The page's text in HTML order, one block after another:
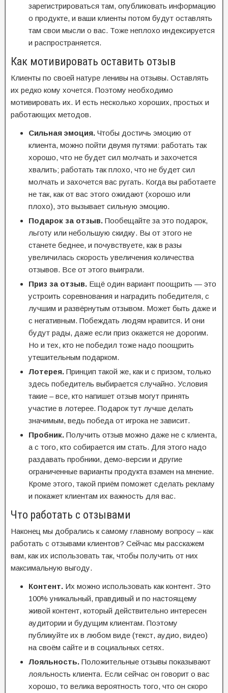
зарегистрироваться там, опубликовать информацию
о продукте, и ваши клиенты потом будут оставлять
там свои мысли о вас. Тоже неплохо индексируется
и распространяется.
Как мотивировать оставить отзыв
Клиенты по своей натуре ленивы на отзывы. Оставлять
их редко кому хочется. Поэтому необходимо
мотивировать их. И есть несколько хороших, простых и
работающих методов.
Сильная эмоция. Чтобы достичь эмоцию от
клиента, можно пойти двумя путями: работать так
хорошо, что не будет сил молчать и захочется
хвалить; работать так плохо, что не будет сил
молчать и захочется вас ругать. Когда вы работаете
не так, как от вас этого ожидают (хорошо или
плохо), это вызывает сильную эмоцию.
Подарок за отзыв. Пообещайте за это подарок,
льготу или небольшую скидку. Вы от этого не
станете беднее, и почувствуете, как в разы
увеличилась скорость увеличения количества
отзывов. Все от этого выиграли.
Приз за отзыв. Ещё один вариант поощрить — это
устроить соревнования и наградить победителя, с
лучшим и развёрнутым отзывом. Может быть даже и
с негативным. Побеждать людям нравится. И они
будут рады, даже если приз окажется не дорогим.
Но и тех, кто не победил тоже надо поощрить
утешительным подарком.
Лотерея. Принцип такой же, как и с призом, только
здесь победитель выбирается случайно. Условия
такие – все, кто напишет отзыв могут принять
участие в лотерее. Подарок тут лучше делать
значимым, ведь победа от игрока не зависит.
Пробник. Получить отзыв можно даже не с клиента,
а с того, кто собирается им стать. Для этого надо
раздавать пробники, демо-версии и другие
ограниченные варианты продукта взамен на мнение.
Кроме этого, такой приём поможет сделать рекламу
и покажет клиентам их важность для вас.
Что работать с отзывами
Наконец мы добрались к самому главному вопросу – как
работать с отзывами клиентов? Сейчас мы расскажем
вам, как их использовать так, чтобы получить от них
максимальную выгоду.
Контент. Их можно использовать как контент. Это
100% уникальный, правдивый и по настоящему
живой контент, который действительно интересен
аудитории и будущим клиентам. Поэтому
публикуйте их в любом виде (текст, аудио, видео)
на своём сайте и в социальных сетях.
Лояльность. Положительные отзывы показывают
лояльность клиента. Если сейчас он говорит о вас
хорошо, то велика вероятность того, что он скоро